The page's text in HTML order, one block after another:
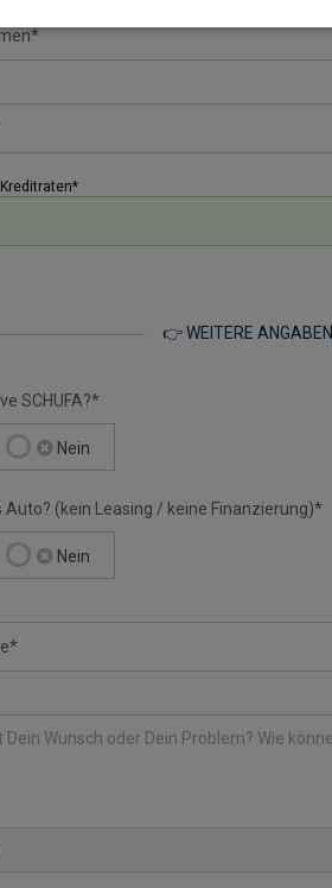
👉 WEITERE ANGABEN
SCHUFA?*
Nein
Auto? (kein Leasing / keine Finanzierung)*
Nein